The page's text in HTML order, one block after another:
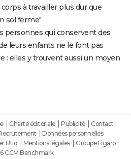
à travailler plus dur que
sol ferme"
personnes qui conservent des
leurs enfants ne le font pas
: elles y trouvent aussi un moyen
Charte éditoriale Publicité
Contact
Données personnelles
Utiq Mentions légales
Groupe Figaro
CCM Benchmark